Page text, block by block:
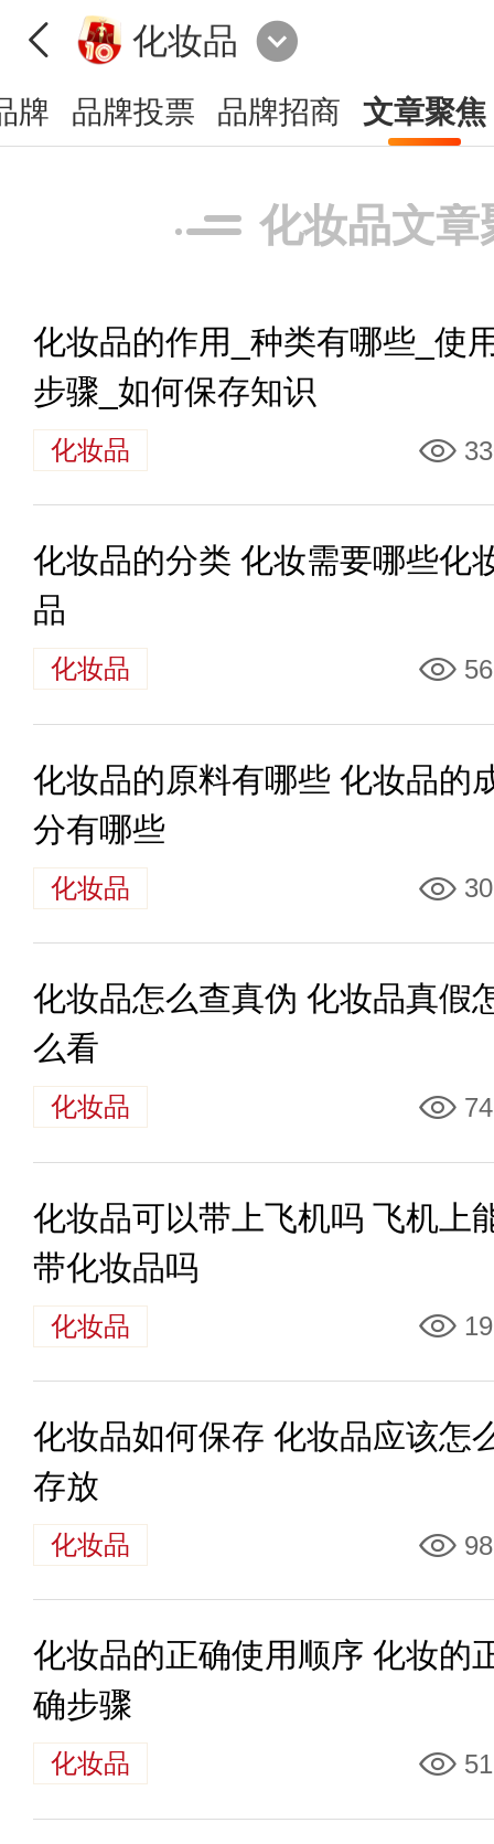
化妆品
牌 品牌投票 品牌招商 文章聚焦
化妆品文章
化妆品的作用_种类有哪些_使
步骤_如何保存知识
化妆品
化妆品的分类 化妆需要哪些化
品
化妆品
化妆品的原料有哪些 化妆品的
分有哪些
化妆品
化妆品怎么查真伪 化妆品真假
么看
化妆品
化妆品可以带上飞机吗 飞机上
带化妆品吗
化妆品
化妆品如何保存 化妆品应该怎
存放
化妆品
化妆品的正确使用顺序 化妆的
确步骤
化妆品